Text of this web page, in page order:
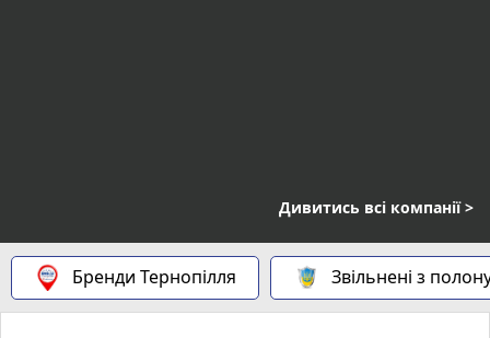
Дивитись всі компанії >
Бренди Тернопілля Звільнені з